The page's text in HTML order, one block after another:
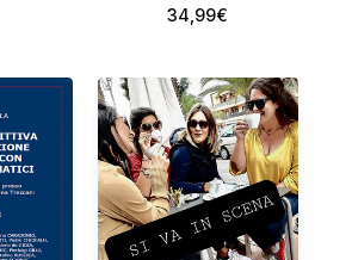
34,99€